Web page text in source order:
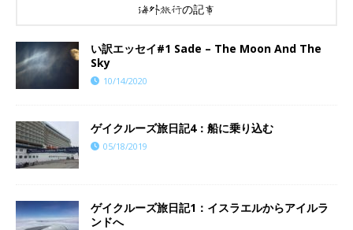
海外旅行の記事
い訳エッセイ#1 Sade – The Moon And The
Sky
10/14/2020
ゲイクルーズ旅日記4：船に乗り込む
05/18/2019
ゲイクルーズ旅日記1：イスラエルからアイルラ
ンドへ